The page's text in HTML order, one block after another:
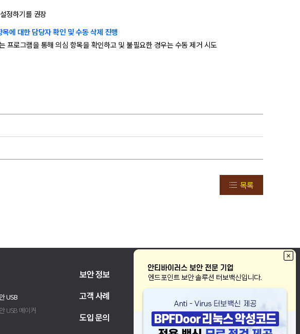
정하기를 권장
에 대한 담당자 확인 및 수동 삭제 진행
로그램을 통해 의심 항목을 확인하고 및 불필요한 경우는 수동 제거 시도
목록
USB
USB 메이커
보안 정보
고객 사례
도입 문의
고객 지원